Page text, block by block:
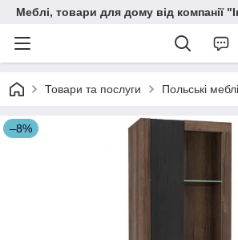
Меблі, товари для дому від компанії
Товари та послуги Польські
–8%